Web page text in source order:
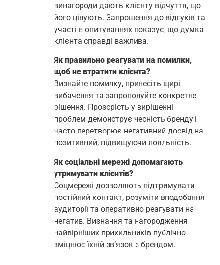
винагороди дають клієнту відчуття, що
його цінують. Запрошення до відгуків та
участі в опитуваннях показує, що думка
клієнта справді важлива.
Як правильно реагувати на помилки,
щоб не втратити клієнта?
Визнайте помилку, принесіть щирі
вибачення та запропонуйте конкретне
рішення. Прозорість у вирішенні
проблем демонструє чесність бренду і
часто перетворює негативний досвід на
позитивний, підвищуючи лояльність.
Як соціальні мережі допомагають
утримувати клієнтів?
Соцмережі дозволяють підтримувати
постійний контакт, розуміти вподобання
аудиторії та оперативно реагувати на
негатив. Визнання та нагородження
найвірніших прихильників публічно
зміцнює їхній зв’язок з брендом.